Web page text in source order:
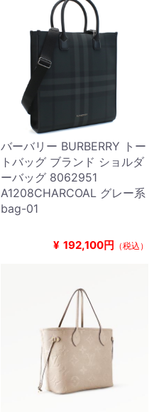
バーバリー BURBERRY トー
トバッグ ブランド ショルダ
ーバッグ 8062951
A1208CHARCOAL グレー系
bag-01
¥ 192,100円 （税込）